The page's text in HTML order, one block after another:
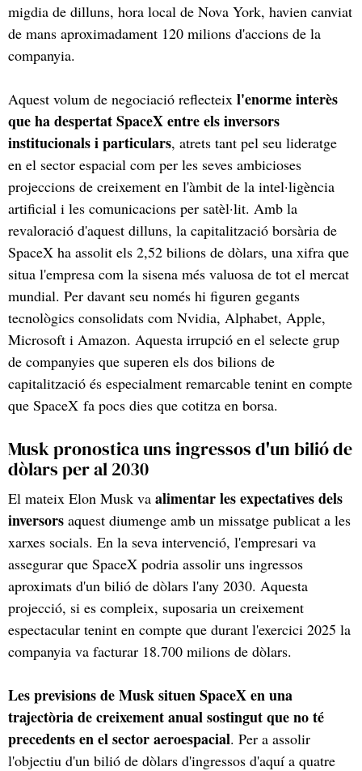
migdia de dilluns, hora local de Nova York, havien canviat
de mans aproximadament 120 milions d'accions de la
companyia.
Aquest volum de negociació reflecteix l'enorme interès
que ha despertat SpaceX entre els inversors
institucionals i particulars, atrets tant pel seu lideratge
en el sector espacial com per les seves ambicioses
projeccions de creixement en l'àmbit de la intel·ligència
artificial i les comunicacions per satèl·lit. Amb la
revaloració d'aquest dilluns, la capitalització borsària de
SpaceX ha assolit els 2,52 bilions de dòlars, una xifra que
situa l'empresa com la sisena més valuosa de tot el mercat
mundial. Per davant seu només hi figuren gegants
tecnològics consolidats com Nvidia, Alphabet, Apple,
Microsoft i Amazon. Aquesta irrupció en el selecte grup
de companyies que superen els dos bilions de
capitalització és especialment remarcable tenint en compte
que SpaceX fa pocs dies que cotitza en borsa.
Musk pronostica uns ingressos d'un bilió de
dòlars per al 2030
El mateix Elon Musk va alimentar les expectatives dels
inversors aquest diumenge amb un missatge publicat a les
xarxes socials. En la seva intervenció, l'empresari va
assegurar que SpaceX podria assolir uns ingressos
aproximats d'un bilió de dòlars l'any 2030. Aquesta
projecció, si es compleix, suposaria un creixement
espectacular tenint en compte que durant l'exercici 2025 la
companyia va facturar 18.700 milions de dòlars.
Les previsions de Musk situen SpaceX en una
trajectòria de creixement anual sostingut que no té
precedents en el sector aeroespacial. Per a assolir
l'objectiu d'un bilió de dòlars d'ingressos d'aquí a quatre